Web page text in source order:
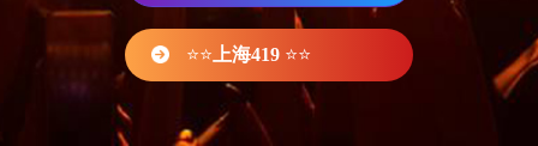
⭐⭐ 上海419 ⭐⭐